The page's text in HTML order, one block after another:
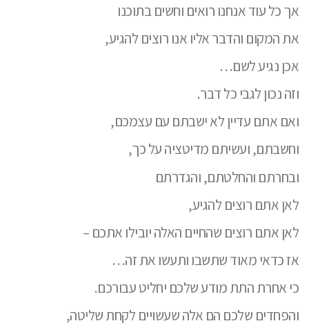
אך כל עוד אנחנו רואים וחשים בתוכנו
את המקום והדבר אליו אנו רוצים להגיע,
אכן נגיע לשם…
וזה נכון לגבי כל דבר.
ואם אתם עדיין לא ישבתם עם עצמכם,
וחשבתם, ועשיתם מדיטציה על כך,
ובחרתם והחלטתם, והגדרתם
לאן אתם רוצים להגיע,
לאן אתם רוצים שהחיים האלה יובילו אתכם –
אז כדאי מאוד שתשבו ותעשו את זה…
כי אחרת התת מודע שלכם יחליט עבורכם.
והפחדים שלכם הם אלה שעשויים לקחת שליטה,